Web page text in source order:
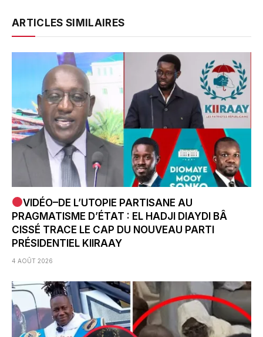
ARTICLES SIMILAIRES
VIDÉO–DE L’UTOPIE PARTISANE AU
PRAGMATISME D’ÉTAT : EL HADJI DIAYDI BÂ
CISSÉ TRACE LE CAP DU NOUVEAU PARTI
PRÉSIDENTIEL KIIRAAY
4 AOÛT 2026